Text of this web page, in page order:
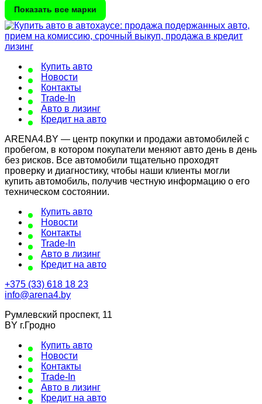
Показать все марки
Купить авто
Новости
Контакты
Trade-In
Авто в лизинг
Кредит на авто
ARENA4.BY — центр покупки и продажи автомобилей с
пробегом, в котором покупатели меняют авто день в день
без рисков. Все автомобили тщательно проходят
проверку и диагностику, чтобы наши клиенты могли
купить автомобиль, получив честную информацию о его
техническом состоянии.
Купить авто
Новости
Контакты
Trade-In
Авто в лизинг
Кредит на авто
+375 (33) 618 18 23
info@arena4.by
Румлевский проспект, 11
BY г.Гродно
Купить авто
Новости
Контакты
Trade-In
Авто в лизинг
Кредит на авто